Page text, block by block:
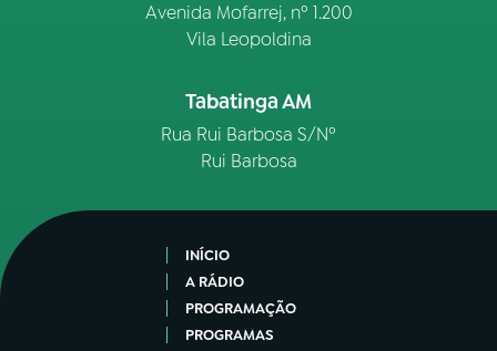
Avenida Mofarrej, nº 1.200
Vila Leopoldina
Tabatinga AM
Rua Rui Barbosa S/Nº
Rui Barbosa
INÍCIO
A RÁDIO
PROGRAMAÇÃO
PROGRAMAS